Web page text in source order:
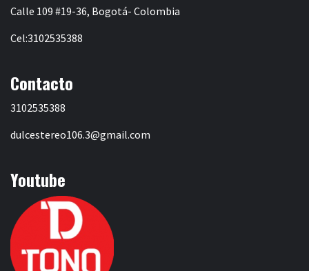
Calle 109 #19-36, Bogotá- Colombia
Cel:3102535388
Contacto
3102535388
dulcestereo106.3@gmail.com
Youtube